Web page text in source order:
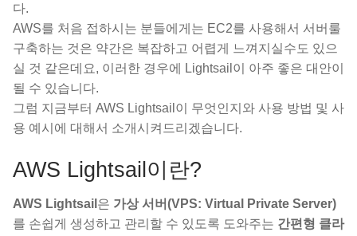
다.
AWS를 처음 접하시는 분들에게는 EC2를 사용해서 서버룰
구축하는 것은 약간은 복잡하고 어렵게 느껴지실수도 있으
실 것 같은데요, 이러한 경우에 Lightsail이 아주 좋은 대안이
될 수 있습니다.
그럼 지금부터 AWS Lightsail이 무엇인지와 사용 방법 및 사
용 예시에 대해서 소개시켜드리겠습니다.
AWS Lightsail이란?
AWS Lightsail 은 가상 서버(VPS: Virtual Private Server)
를 손쉽게 생성하고 관리할 수 있도록 도와주는 간편형 클라